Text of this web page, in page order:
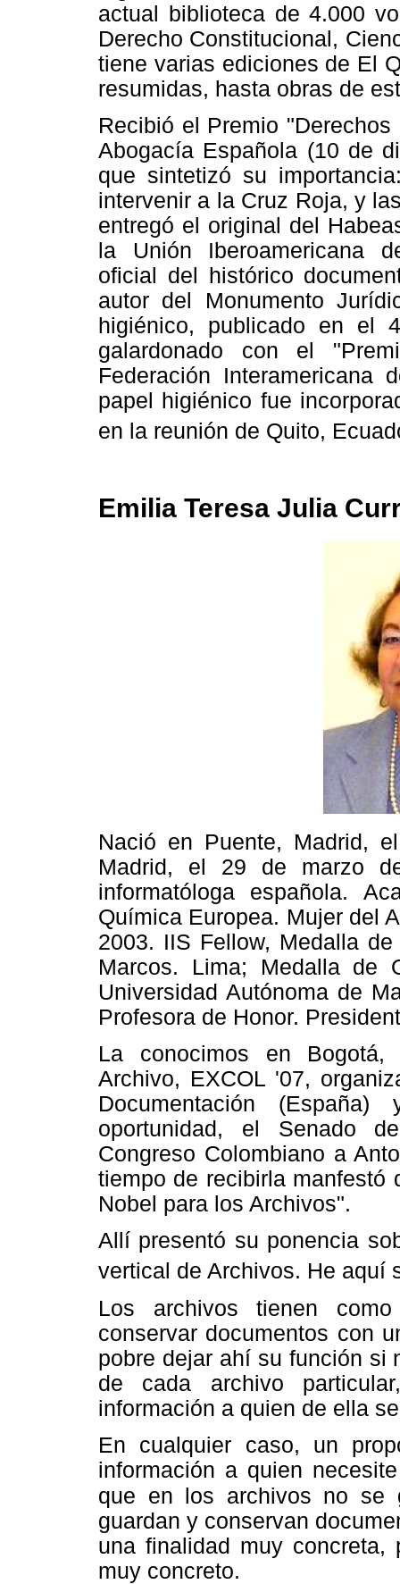
actual biblioteca de 4.000
Derecho Constitucional,
tiene varias ediciones de El
resumidas, hasta obras de
Recibió el Premio
Abogacía Española (10 de
que sintetizó su
intervenir a la Cruz Roja, y
entregó el original del
la Unión Iberoamericana
oficial del histórico
autor del Monumento
higiénico, publicado en el
galardonado con el
Federación Interamericana
papel higiénico fue
en la reunión de Quito,
Emilia Teresa Julia
Nació en Puente, Madrid,
Madrid, el 29 de marzo
informatóloga española.
Química Europea. Mujer del
2003. IIS Fellow, Medalla
Marcos. Lima; Medalla de
Universidad Autónoma de
Profesora de Honor.
La conocimos en
Archivo, EXCOL '07,
Documentación
oportunidad, el Senado
Congreso Colombiano a
tiempo de recibirla manfestó
Nobel para los Archivos".
Allí presentó su ponencia
vertical de Archivos. He aquí
Los archivos tienen
conservar documentos con
pobre dejar ahí su función si
de cada archivo
información a quien de ella
En cualquier caso, un
información a quien
que en los archivos no se
guardan y conservan
una finalidad muy
muy concreto.